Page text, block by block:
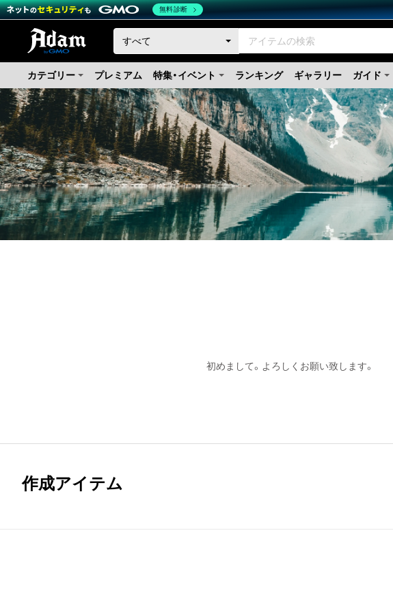
カテゴリー プレミアム 特集・イベント ランキング ギャラリー ガイド
初めまして。よろしくお願い致します。
作成アイテム
無料診断